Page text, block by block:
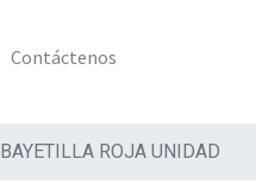
Contáctenos
BAYETILLA ROJA UNIDAD